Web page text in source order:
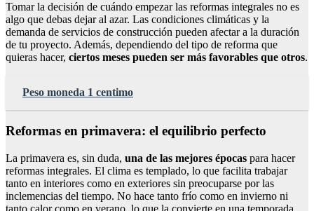
Tomar la decisión de cuándo empezar las reformas integrales no es
algo que debas dejar al azar. Las condiciones climáticas y la
demanda de servicios de construcción pueden afectar a la duración
de tu proyecto. Además, dependiendo del tipo de reforma que
quieras hacer, ciertos meses pueden ser más favorables que otros.
Peso moneda 1 centimo
Reformas en primavera: el equilibrio perfecto
La primavera es, sin duda, una de las mejores épocas para hacer
reformas integrales. El clima es templado, lo que facilita trabajar
tanto en interiores como en exteriores sin preocuparse por las
inclemencias del tiempo. No hace tanto frío como en invierno ni
tanto calor como en verano, lo que la convierte en una temporada